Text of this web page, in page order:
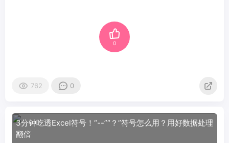
0
762 0
3分钟吃透Excel符号！“--”“？”符号怎么用？用好数据处理
翻倍